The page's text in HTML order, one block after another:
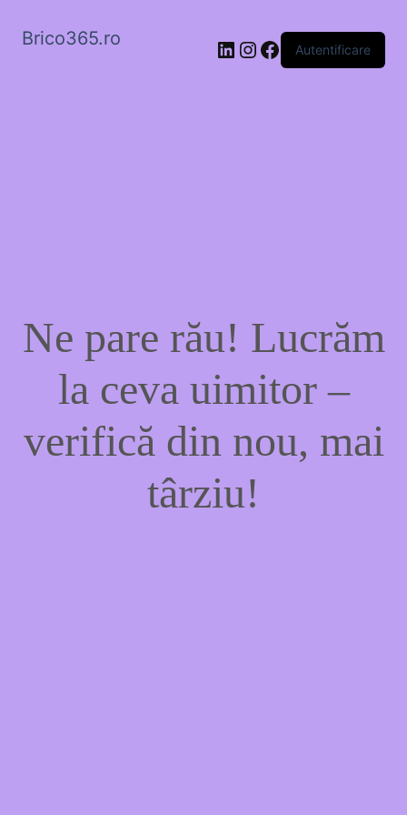
Brico365.ro LinkedIn
Instagram
Facebook
Autentificare
Ne pare rău! Lucrăm
la ceva uimitor –
verifică din nou, mai
târziu!